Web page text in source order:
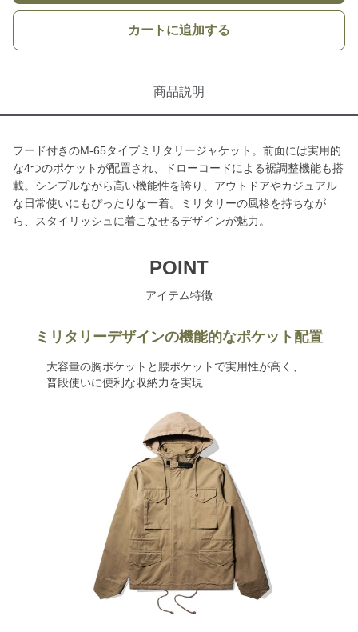
カートに追加する
商品説明
フード付きのM-65タイプミリタリージャケット。前面には実用的
な4つのポケットが配置され、ドローコードによる裾調整機能も搭
載。シンプルながら高い機能性を誇り、アウトドアやカジュアル
な日常使いにもぴったりな一着。ミリタリーの風格を持ちなが
ら、スタイリッシュに着こなせるデザインが魅力。
POINT
アイテム特徴
ミリタリーデザインの機能的なポケット配置
大容量の胸ポケットと腰ポケットで実用性が高く、
普段使いに便利な収納力を実現